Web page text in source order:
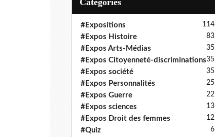
Catégories
#Expositions 114
#Expos Histoire 83
#Expos Arts-Médias 35
#Expos Citoyenneté-discriminations35
#Expos société 35
#Expos Personnalités 25
#Expos Guerre 22
#Expos sciences 13
#Expos Droit des femmes 12
#Quiz 6